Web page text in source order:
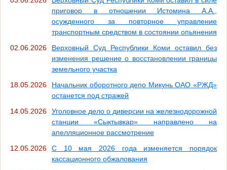
приговор в отношении Истомина А.А.,
осужденного за повторное управление
транспортным средством в состоянии опьянения
02.06.2026
Верховный Суд Республики Коми оставил без
изменения решение о восстановлении границы
земельного участка
18.05.2026
Начальник оборотного депо Микунь ОАО «РЖД»
останется под стражей
14.05.2026
Уголовное дело о диверсии на железнодорожной
станции «Сыктывкар» направлено на
апелляционное рассмотрение
12.05.2026
С 10 мая 2026 года изменяется порядок
кассационного обжалования